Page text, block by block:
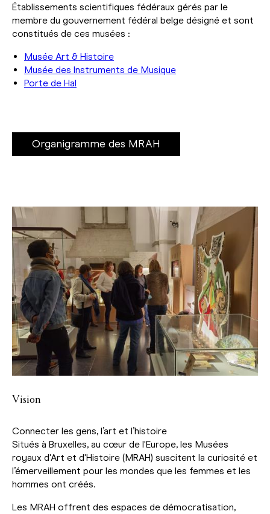
Établissements scientifiques fédéraux gérés par le
membre du gouvernement fédéral belge désigné et sont
constitués de ces musées :
Musée Art & Histoire
Musée des Instruments de Musique
Porte de Hal
Organigramme des MRAH
Vision
Connecter les gens, l’art et l’histoire
Situés à Bruxelles, au cœur de l'Europe, les Musées
royaux d'Art et d'Histoire (MRAH) suscitent la curiosité et
l’émerveillement pour les mondes que les femmes et les
hommes ont créés.
Les MRAH offrent des espaces de démocratisation,